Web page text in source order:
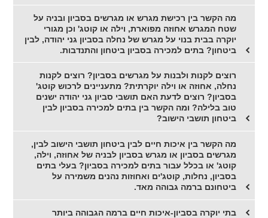
מה הקשר בין רכישת מגרש או מגרשים בסביון ובניה על
שטח המגרש אחוזה מפוארת, וילה או קוטג' וכן מגורי
יוקרה בבית בנוי על מגרש של נחלה בסביון גני יהודה, לבין
ביטחון? בתים למכירה בסביון ביטחון והתנדבות.
רוצים לקנות ולבנות על מגרשים בסביון? רוצים לקנות
נחלה, אחוזה או וילה יוקרתית? מתעניינים לרכוש קוטג'
בסביון? רוצים לדעת האם תושבי סביון גני יהודה ישנים
טוב בלילה? ומה הקשר בין בתים למכירה בסביון לבין
ביטחון תושבי הישוב?
מה הקשר בין איכות חיים לבין ביטחון תושבי הישוב לבין,
מגרשים בסביון או מגרש בסביון לבניה של אחוזה, וילה,
קוטג' או בכלל עבור בתים למכירה בסביון? בעלי בתים
בסביון, נחלות, קוטג'ים ואחוזות נהנים משמירה על
ביטחונם ברמה גבוהה מאד.
בתי יוקרה בסביון-איכות חיים ברמה הגבוהה ביותר